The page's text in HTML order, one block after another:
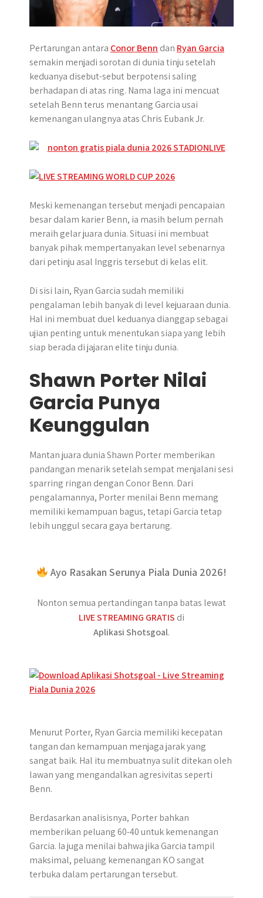
r
Pertarungan antara Conor Benn dan Ryan Garcia
semakin menjadi sorotan di dunia tinju setelah
keduanya disebut-sebut berpotensi saling
berhadapan di atas ring. Nama laga ini mencuat
setelah Benn terus menantang Garcia usai
kemenangan ulangnya atas Chris Eubank Jr.
Meski kemenangan tersebut menjadi pencapaian
besar dalam karier Benn, ia masih belum pernah
meraih gelar juara dunia. Situasi ini membuat
banyak pihak mempertanyakan level sebenarnya
dari petinju asal Inggris tersebut di kelas elit.
Di sisi lain, Ryan Garcia sudah memiliki
pengalaman lebih banyak di level kejuaraan dunia.
Hal ini membuat duel keduanya dianggap sebagai
ujian penting untuk menentukan siapa yang lebih
siap berada di jajaran elite tinju dunia.
Shawn Porter Nilai
Garcia Punya
Keunggulan
Mantan juara dunia Shawn Porter memberikan
pandangan menarik setelah sempat menjalani sesi
sparring ringan dengan Conor Benn. Dari
pengalamannya, Porter menilai Benn memang
memiliki kemampuan bagus, tetapi Garcia tetap
lebih unggul secara gaya bertarung.
Ayo Rasakan Serunya Piala Dunia 2026!
Nonton semua pertandingan tanpa batas lewat
LIVE STREAMING GRATIS di
Aplikasi Shotsgoal.
Menurut Porter, Ryan Garcia memiliki kecepatan
tangan dan kemampuan menjaga jarak yang
sangat baik. Hal itu membuatnya sulit ditekan oleh
lawan yang mengandalkan agresivitas seperti
Benn.
Berdasarkan analisisnya, Porter bahkan
memberikan peluang 60-40 untuk kemenangan
Garcia. Ia juga menilai bahwa jika Garcia tampil
maksimal, peluang kemenangan KO sangat
terbuka dalam pertarungan tersebut.